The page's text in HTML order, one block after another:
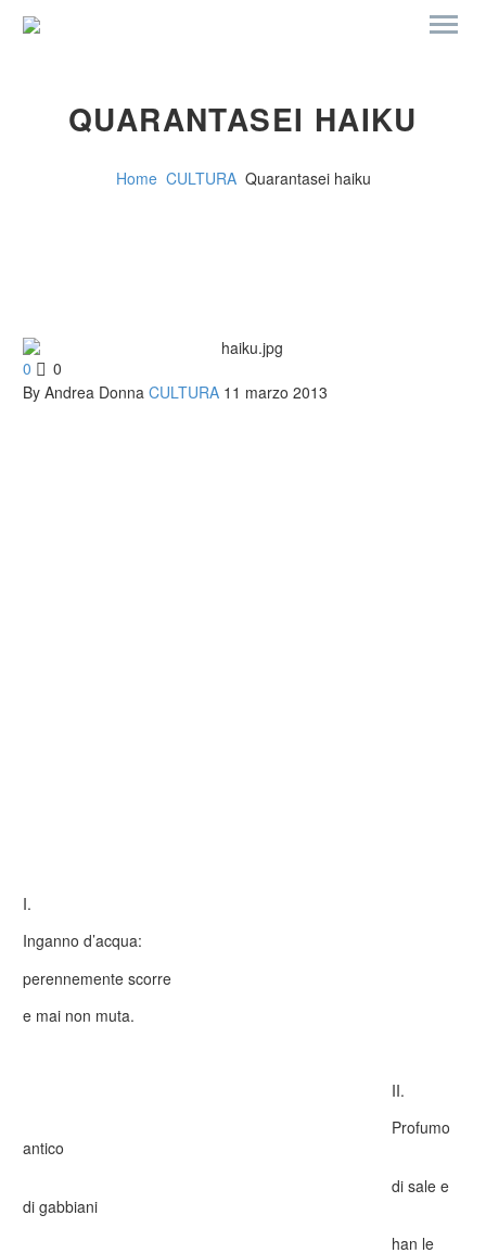
QUARANTASEI HAIKU
Home CULTURA Quarantasei haiku
0
0
By Andrea Donna CULTURA 11 marzo 2013
I.
Inganno d’acqua:
perennemente scorre
e mai non muta.
II.
Profumo
antico
di sale e
di gabbiani
han le